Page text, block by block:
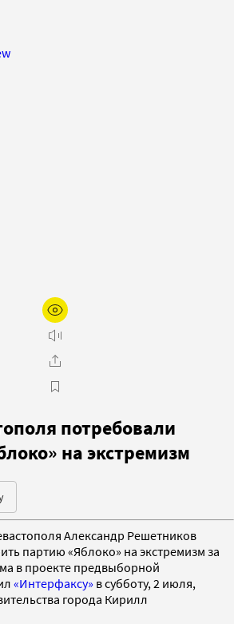
потребовали
на экстремизм
Александр Решетников
партию «Яблоко» на экстремизм за
в проекте предвыборной
«Интерфаксу» в субботу, 2 июля,
города Кирилл